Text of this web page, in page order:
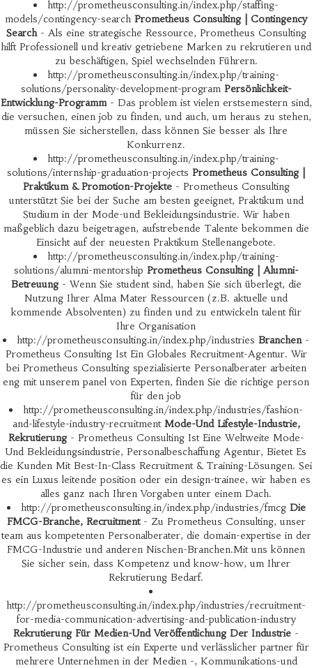
http://prometheusconsulting.in/index.php/staffing-
models/contingency-search Prometheus Consulting | Contingency
Search- Als eine strategische Ressource, Prometheus Consulting
hilft Professionell und kreativ getriebene Marken zu rekrutieren und
zu beschäftigen, Spiel wechselnden Führern.
http://prometheusconsulting.in/index.php/training-
solutions/personality-development-program Persönlichkeit-
Entwicklung-Programm- Das problem ist vielen erstsemestern sind,
die versuchen, einen job zu finden, und auch, um heraus zu stehen,
müssen Sie sicherstellen, dass können Sie besser als Ihre
Konkurrenz.
http://prometheusconsulting.in/index.php/training-
solutions/internship-graduation-projects Prometheus Consulting |
Praktikum & Promotion-Projekte- Prometheus Consulting
unterstützt Sie bei der Suche am besten geeignet, Praktikum und
Studium in der Mode-und Bekleidungsindustrie. Wir haben
maßgeblich dazu beigetragen, aufstrebende Talente bekommen die
Einsicht auf der neuesten Praktikum Stellenangebote.
http://prometheusconsulting.in/index.php/training-
solutions/alumni-mentorship Prometheus Consulting | Alumni-
Betreuung- Wenn Sie student sind, haben Sie sich überlegt, die
Nutzung Ihrer Alma Mater Ressourcen (z.B. aktuelle und
kommende Absolventen) zu finden und zu entwickeln talent für
Ihre Organisation
http://prometheusconsulting.in/index.php/industries Branchen-
Prometheus Consulting Ist Ein Globales Recruitment-Agentur. Wir
bei Prometheus Consulting spezialisierte Personalberater arbeiten
eng mit unserem panel von Experten, finden Sie die richtige person
für den job
http://prometheusconsulting.in/index.php/industries/fashion-
and-lifestyle-industry-recruitment Mode-Und Lifestyle-Industrie,
Rekrutierung- Prometheus Consulting Ist Eine Weltweite Mode-
Und Bekleidungsindustrie, Personalbeschaffung Agentur, Bietet Es
die Kunden Mit Best-In-Class Recruitment & Training-Lösungen. Sei
es ein Luxus leitende position oder ein design-trainee, wir haben es
alles ganz nach Ihren Vorgaben unter einem Dach.
http://prometheusconsulting.in/index.php/industries/fmcg Die
FMCG-Branche, Recruitment- Zu Prometheus Consulting, unser
team aus kompetenten Personalberater, die domain-expertise in der
FMCG-Industrie und anderen Nischen-Branchen.Mit uns können
Sie sicher sein, dass Kompetenz und know-how, um Ihrer
Rekrutierung Bedarf.
http://prometheusconsulting.in/index.php/industries/recruitment-
for-media-communication-advertising-and-publication-industry
Rekrutierung Für Medien-Und Veröffentlichung Der Industrie -
Prometheus Consulting ist ein Experte und verlässlicher partner für
mehrere Unternehmen in der Medien -, Kommunikations-und